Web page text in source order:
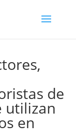
de
utilizan
en